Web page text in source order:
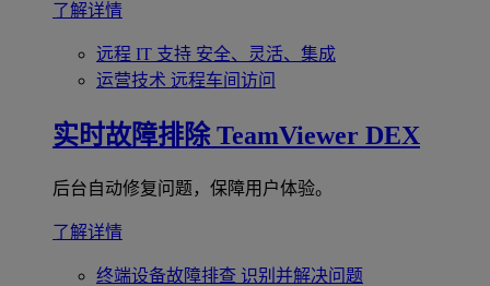
了解详情
远程 IT 支持 安全、灵活、集成
运营技术 远程车间访问
实时故障排除 TeamViewer DEX
后台自动修复问题，保障用户体验。
了解详情
终端设备故障排查 识别并解决问题